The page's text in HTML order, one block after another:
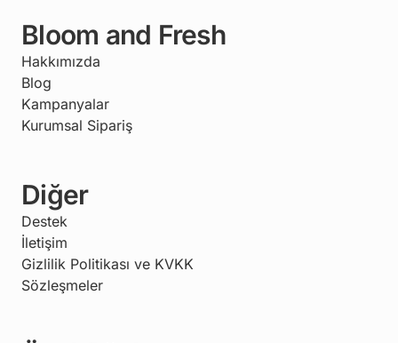
Bloom and Fresh
Hakkımızda
Blog
Kampanyalar
Kurumsal Sipariş
Diğer
Destek
İletişim
Gizlilik Politikası ve KVKK
Sözleşmeler